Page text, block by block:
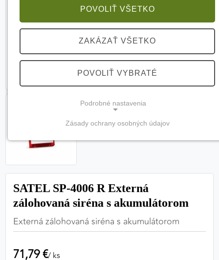
SATEL SP-4006 R Externá
zálohovaná siréna s akumulátorom
Externá zálohovaná siréna s akumulátorom
71,79 €/ ks
POVOLIŤ VŠETKO
ZAKÁZAŤ VŠETKO
POVOLIŤ VYBRATÉ
Podrobné nastavenia
(vždy aktívne, nemožno vypnúť)
Tieto cookies sú potrebné na správne fungovanie
zabezpečiť jej plnú funkčnosť.
PREFERENČNÉ COOKIES
Zásady ochrany osobných údajov